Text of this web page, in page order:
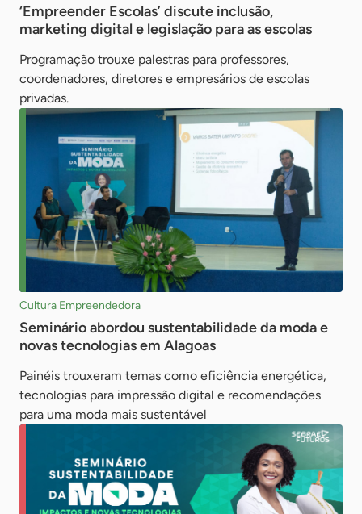
‘Empreender Escolas’ discute inclusão,
marketing digital e legislação para as escolas
Programação trouxe palestras para professores,
coordenadores, diretores e empresários de escolas
privadas.
Cultura Empreendedora
Seminário abordou sustentabilidade da moda e
novas tecnologias em Alagoas
Painéis trouxeram temas como eficiência energética,
tecnologias para impressão digital e recomendações
para uma moda mais sustentável